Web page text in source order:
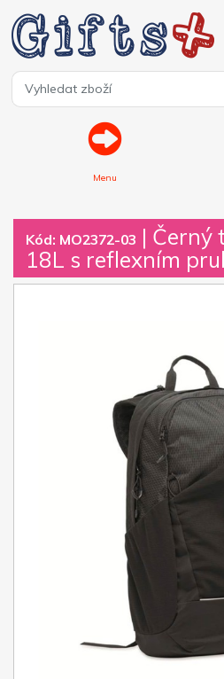
Menu
Kód: MO2372-03 | Černý
18L s reflexním